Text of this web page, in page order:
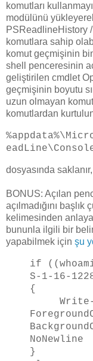
komutları
modülünü
PSReadlineHistory
komutlara sahip
komut geçmişinin
shell penceresinin
geliştirilen cmdlet
geçmişinin boyutu
uzun olmayan
komutlardan
dosyasında
BONUS: Açılan
açılmadığını
kelimesinden
bununla ilgili bir
yapabilmek için şu
if
S-1-16-
{
Write-
NoNewline
}